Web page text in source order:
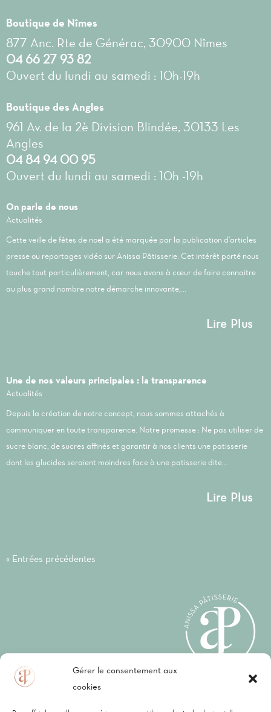
Gérer le consentement aux
cookies
Boutique de Nîmes
877 Anc. Rte de Générac, 30900 Nîmes
04 66 27 93 82
Ouvert du lundi au samedi : 10h-19h
Boutique des Angles
961 Av. de la 2è Division Blindée, 30133 Les
Angles
04 84 94 00 95
Ouvert du lundi au samedi : 10h -19h
On parle de nous
Actualités
Cette veille de fêtes de noël a été marquée par la publication d'articles
presse ou reportages vidéo sur Anissa Pâtisserie. Cet intérêt porté nous
touche tout particulièrement, car nous avons à cœur de faire connaitre
au plus grand nombre notre démarche innovante,...
Lire Plus
Une de nos valeurs principales : la transparence
Actualités
Depuis la création de notre concept, nous sommes attachés à
communiquer en toute transparence. Notre promesse : Ne pas utiliser de
sucre blanc, de sucres affinés et garantir à nos clients une patisserie
dont les glucides seraient moindres face à une patisserie dite...
Lire Plus
« Entrées précédentes
Mentions légales CGV – Politique de